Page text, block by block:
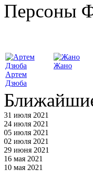
Персоны
Артем
Дзюба
Жано
31 июля 2021
24 июля 2021
05 июля 2021
02 июля 2021
29 июня 2021
16 мая 2021
10 мая 2021